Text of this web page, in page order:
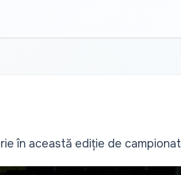
în această ediție de campionat